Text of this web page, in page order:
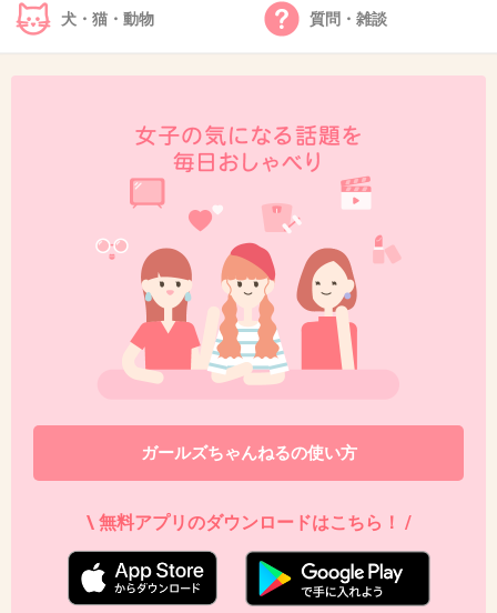
タモさんもっと言って！！
ほんとこの子かわいくない、
選挙はどうでもいいがこいつがセンターだった
AKB48なんてもっと見たくなくなる。
指原ってどうして可愛くないんだろう？
パーツや輪郭など一つ一つ見ると特に欠点もな
いのに・・・
犬・猫・動物 質問・雑談
ガールズちゃんねるの使い方
\ 無料アプリのダウンロードはこちら！ /